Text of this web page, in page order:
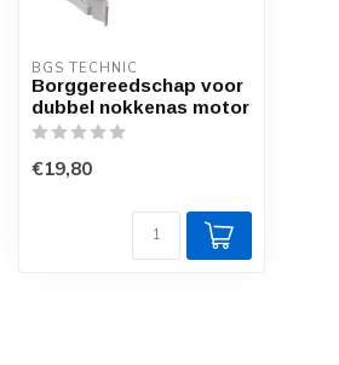
BGS TECHNIC
Borggereedschap voor
dubbel nokkenas motor
€19,80